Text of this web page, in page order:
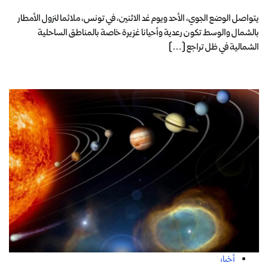
يتواصل الوضع الجوي، الأحد ويوم غد الاثنين، في تونس، ملائما لنزول الأمطار
بالشمال والوسط تكون رعدية وأحيانا غزيرة خاصة بالمناطق الساحلية
الشمالية في ظل تراجع […]